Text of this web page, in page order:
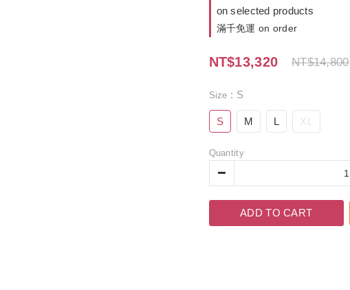
on selected products
滿千免運 on order
NT$13,320 NT$14,800
Size : S
S M L XL
Quantity
ADD TO CART